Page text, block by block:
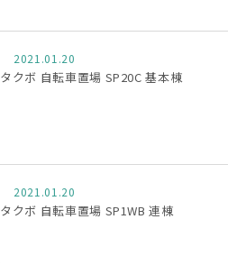
2021.01.20
タクボ 自転車置場 SP20C 基本棟
2021.01.20
タクボ 自転車置場 SP1WB 連棟